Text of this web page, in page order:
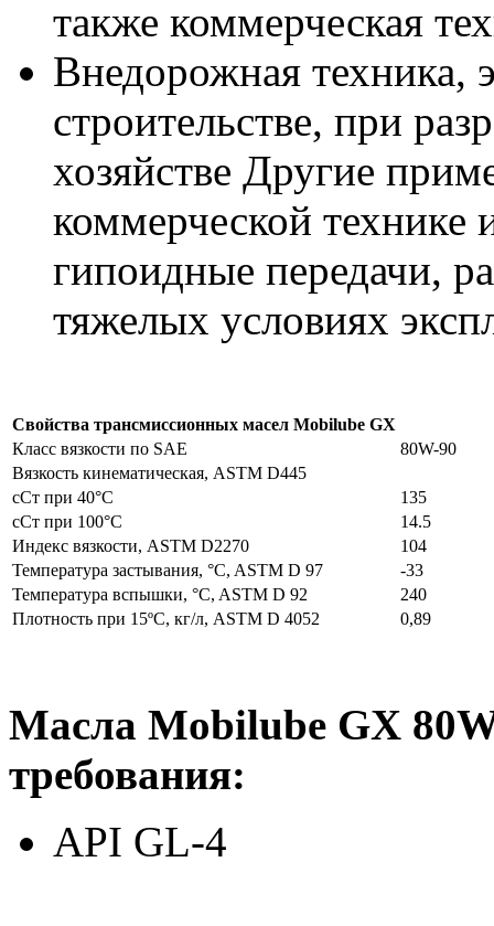
также коммерческая
Внедорожная техника,
строительстве, при
хозяйстве Другие
коммерческой
гипоидные передачи,
тяжелых условиях
Свойства трансмиссионных масел Mobilube GX
Класс вязкости по SAE
80W-90
Вязкость кинематическая, ASTM D445
сСт при 40°C
135
сСт при 100°C
14.5
Индекс вязкости, ASTM D2270
104
Температура застывания, °C, ASTM D 97
-33
Температура вспышки, °C, ASTM D 92
240
Плотность при 15ºС, кг/л, ASTM D 4052
0,89
Масла Mobilube GX
требования:
API GL-4